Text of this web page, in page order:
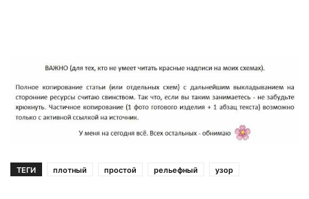
ТЕГИ плотный простой рельефный узор